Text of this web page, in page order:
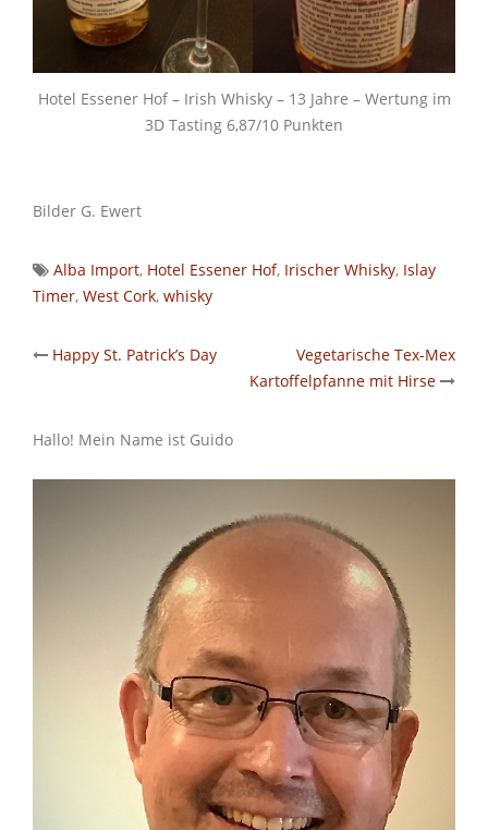
Hotel Essener Hof – Irish Whisky – 13 Jahre – Wertung im
3D Tasting 6,87/10 Punkten
Bilder G. Ewert
Alba Import, Hotel Essener Hof, Irischer Whisky, Islay
Timer, West Cork, whisky
Post
Happy St. Patrick’s Day
Vegetarische Tex-Mex
Kartoffelpfanne mit Hirse
Hallo! Mein Name ist Guido